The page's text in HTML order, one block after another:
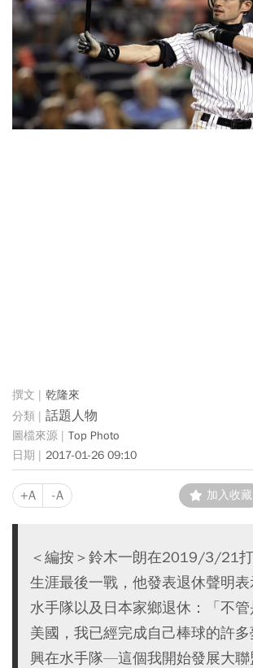
乾隆來
話題人物
Top Photo
2017-01-26 09:10
+A -A 加入收藏
＜編按＞鈴木一朗在2019/3/21
生涯最後一戰，他發表退休聲明
水手隊以及日本家鄉退休：「不
美國，我已經完成自己棒球的許
興在水手隊—這個我開始發展大聯